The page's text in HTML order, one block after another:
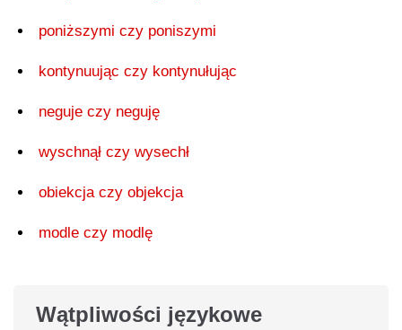
poniższymi czy poniszymi
kontynuując czy kontynułując
neguje czy neguję
wyschnął czy wysechł
obiekcja czy objekcja
modle czy modlę
Wątpliwości językowe